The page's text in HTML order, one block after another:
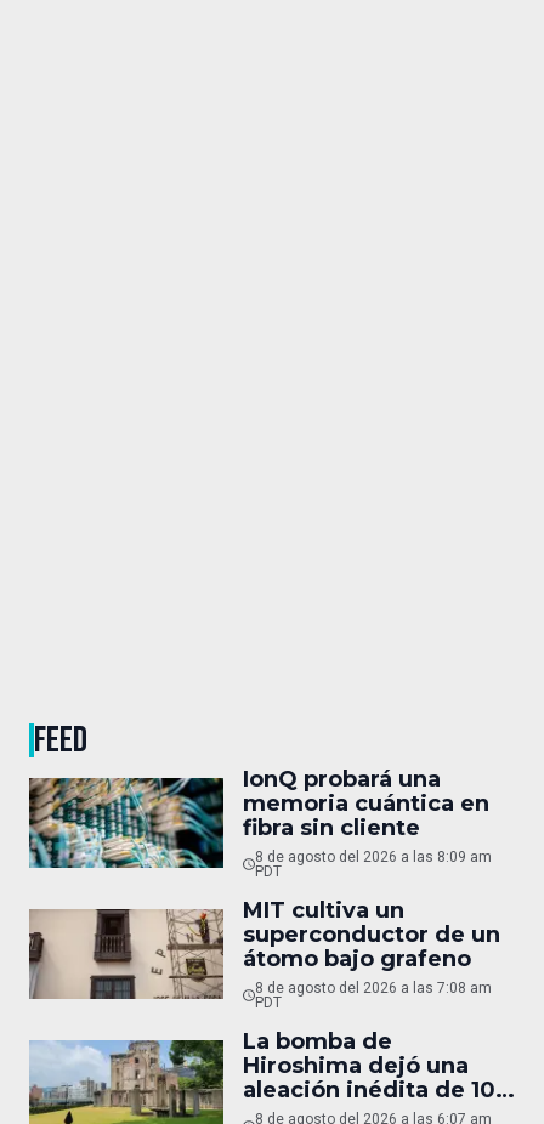
FEED
IonQ probará una
memoria cuántica en
fibra sin cliente
8 de agosto del 2026 a las 8:09 am
PDT
MIT cultiva un
superconductor de un
átomo bajo grafeno
8 de agosto del 2026 a las 7:08 am
PDT
La bomba de
Hiroshima dejó una
aleación inédita de 10
micras
8 de agosto del 2026 a las 6:07 am